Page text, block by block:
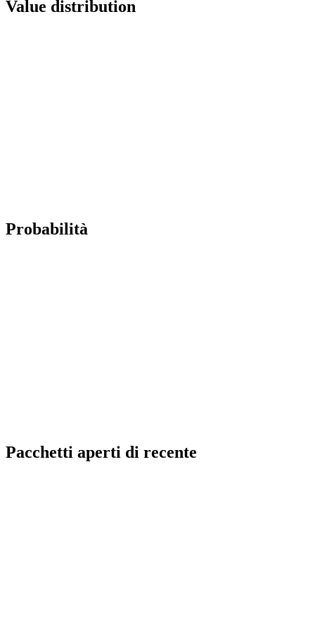
Value distribution
Probabilità
Pacchetti aperti di recente